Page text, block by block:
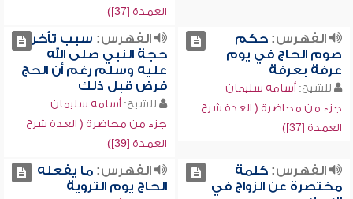
العمدة [37])
الفهرس:حكم
صوم الحاج في يوم
عرفة بعرفة
للشيخ: أسامة سليمان
جزء من محاضرة ( العدة شرح
العمدة [37])
الفهرس: سبب تأخر
حجة النبي صلى الله
عليه وسلم رغم أن الحج
فرض قبل ذلك
للشيخ: أسامة سليمان
جزء من محاضرة ( العدة شرح
العمدة [39])
الفهرس:كلمة
مختصرة عن الزواج في
الفهرس:ما يفعله
الحاج يوم التروية